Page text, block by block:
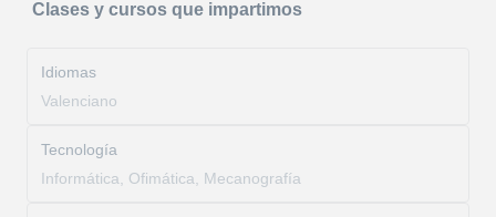
Clases y cursos que impartimos
Idiomas
Valenciano
Tecnología
Informática, Ofimática, Mecanografía